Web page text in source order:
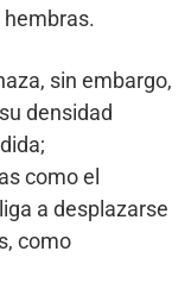
hembras.
sin embargo,
densidad
como el
a desplazarse
como